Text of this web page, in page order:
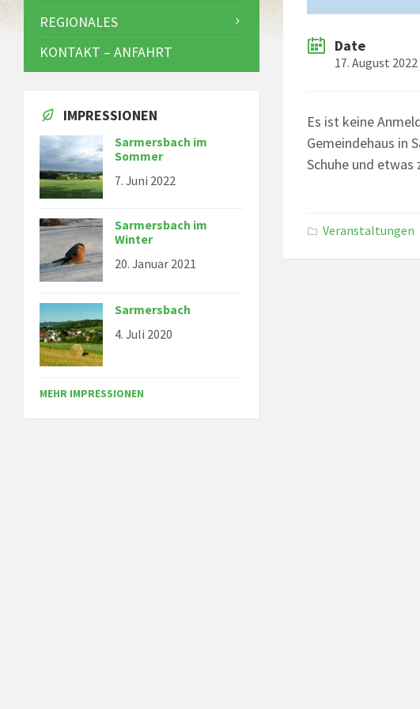
Date
17. August 2022
Es ist keine
Gemeindehaus in
Schuhe und
Veranstaltungen
REGIONALES
KONTAKT – ANFAHRT
IMPRESSIONEN
Sarmersbach im
Sommer
7. Juni 2022
Sarmersbach im
Winter
20. Januar 2021
Sarmersbach
4. Juli 2020
MEHR IMPRESSIONEN